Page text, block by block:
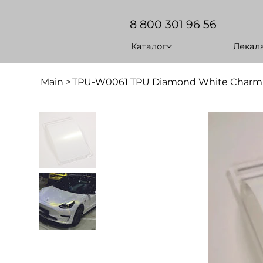
8 800 301 96 56
Каталог
Main >TPU-W0061 TPU Diamond White